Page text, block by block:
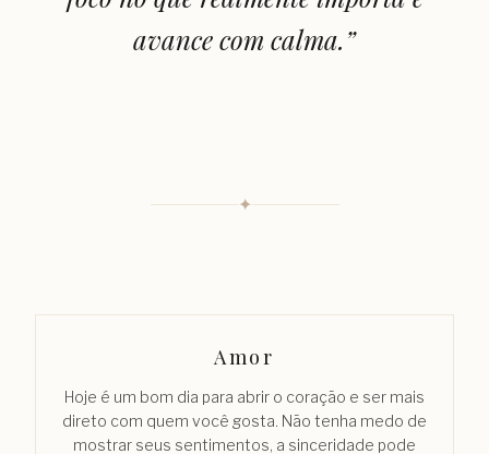
avance com calma.”
✦
Amor
Hoje é um bom dia para abrir o coração e ser mais
direto com quem você gosta. Não tenha medo de
mostrar seus sentimentos, a sinceridade pode